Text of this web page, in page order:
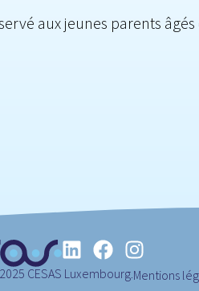
aux jeunes parents
CESAS Luxembourg. Mentions